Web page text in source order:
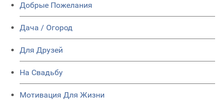
Добрые Пожелания
Дача / Огород
Для Друзей
На Свадьбу
Мотивация Для Жизни